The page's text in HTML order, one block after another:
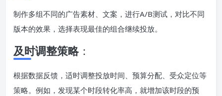
制作多组不同的广告素材、文案，进行A/B测试，对比不同
版本的效果，选择表现最佳的组合继续投放。
及时调整策略：
根据数据反馈，适时调整投放时间、预算分配、受众定位等
策略。例如，发现某个时段转化率高，就增加该时段的预